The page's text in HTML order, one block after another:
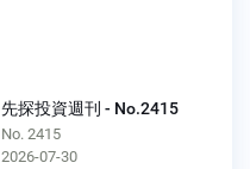
先探投資週刊 - No.2415
No. 2415
2026-07-30